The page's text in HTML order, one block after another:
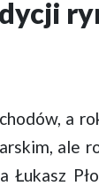
a
ale